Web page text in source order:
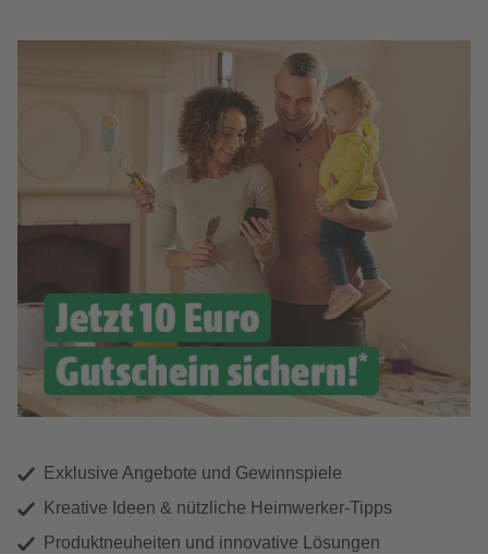
Exklusive Angebote und Gewinnspiele
Kreative Ideen & nützliche Heimwerker-Tipps
Produktneuheiten und innovative Lösungen